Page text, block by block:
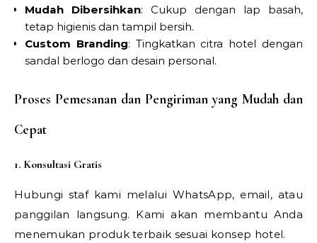
Mudah Dibersihkan: Cukup dengan lap basah,
tetap higienis dan tampil bersih.
Custom Branding: Tingkatkan citra hotel dengan
sandal berlogo dan desain personal.
Proses Pemesanan dan Pengiriman yang Mudah dan
Cepat
1. Konsultasi Gratis
Hubungi staf kami melalui WhatsApp, email, atau
panggilan langsung. Kami akan membantu Anda
menemukan produk terbaik sesuai konsep hotel.